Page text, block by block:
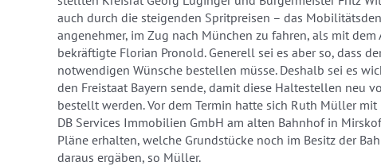
auch durch die steigenden Spritpreisen – das
angenehmer, im Zug nach München zu fahren, als mit
bekräftigte Florian Pronold. Generell sei es aber so, dass
notwendigen Wünsche bestellen müsse. Deshalb sei es
den Freistaat Bayern sende, damit diese Haltestellen neu
bestellt werden. Vor dem Termin hatte sich Ruth Müller
DB Services Immobilien GmbH am alten Bahnhof in
Pläne erhalten, welche Grundstücke noch im Besitz der
daraus ergäben, so Müller.